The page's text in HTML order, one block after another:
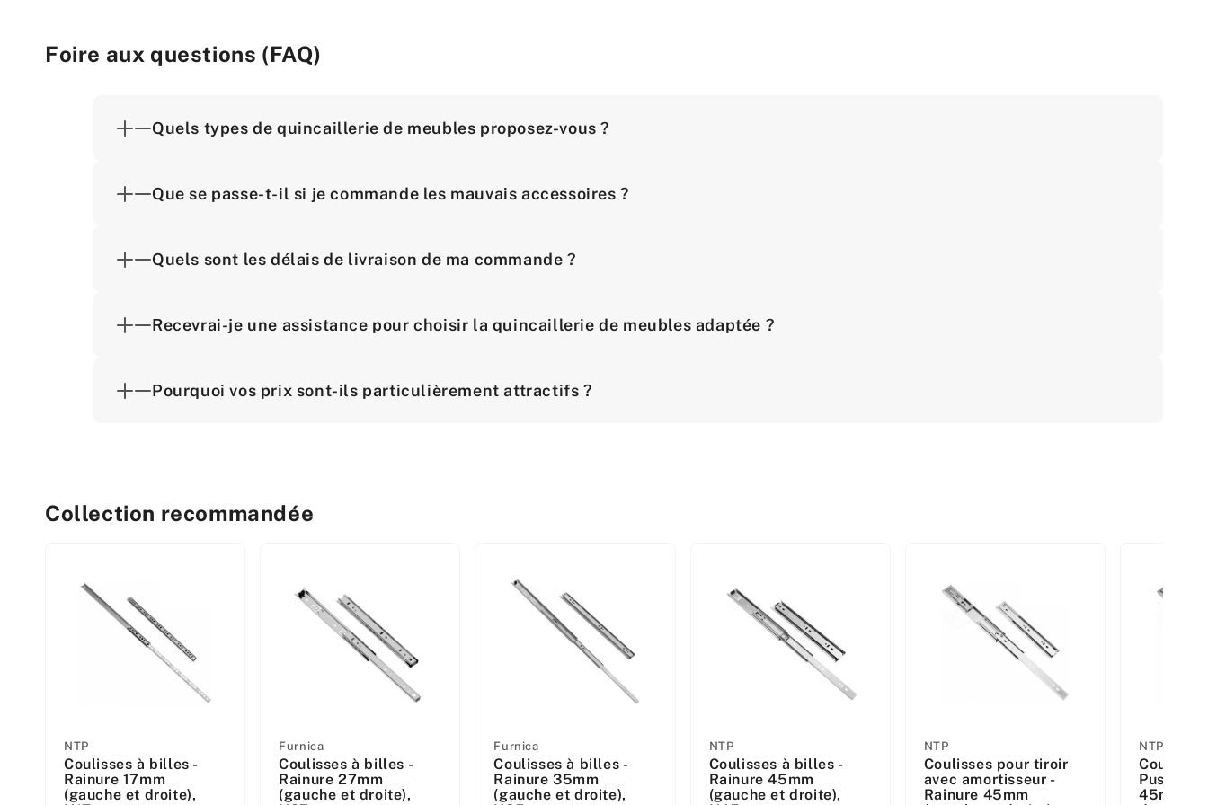
Foire aux questions (FAQ)
Quels types de quincaillerie de meubles proposez-vous ?
Que se passe-t-il si je commande les mauvais accessoires ?
Quels sont les délais de livraison de ma commande ?
Recevrai-je une assistance pour choisir la quincaillerie de meubles adaptée ?
Pourquoi vos prix sont-ils particulièrement attractifs ?
Collection recommandée
Fabricant
:
NTP
Coulisses à billes -
Rainure 17mm
(gauche et droite),
Fabricant
:
Furnica
Coulisses à billes -
Rainure 27mm
(gauche et droite),
Fabricant
:
Furnica
Coulisses à billes -
Rainure 35mm
(gauche et droite),
Fabricant
:
NTP
Coulisses à billes -
Rainure 45mm
(gauche et droite),
Fabricant
:
NTP
Coulisses pour tiroir
avec amortisseur -
Rainure 45mm
Fabricant
:
NTP
Push to
45mm